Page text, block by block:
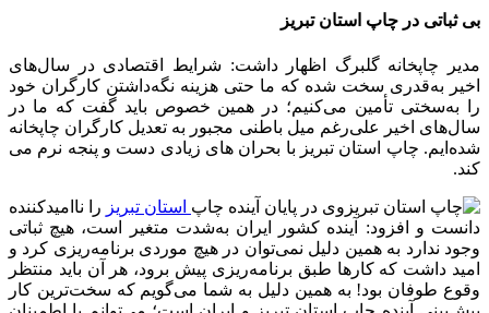
بی ثباتی در چاپ استان تبریز
مدیر چاپخانه گلبرگ اظهار داشت: شرایط اقتصادی در سال‌های
اخیر به‌قدری سخت شده که ما حتی هزینه نگه‌داشتن کارگران خود
را به‌سختی تأمین می‌کنیم؛ در همین خصوص باید گفت که ما در
سال‌های اخیر علی‌رغم میل باطنی مجبور به تعدیل کارگران چاپخانه
شده‌ایم. چاپ استان تبریز با بحران های زیادی دست و پنجه نرم می
کند.
وی در پایان آینده چاپ استان تبریز را ناامیدکننده
دانست و افزود: آینده کشور ایران به‌شدت متغیر است، هیچ ثباتی
وجود ندارد به همین دلیل نمی‌توان در هیچ موردی برنامه‌ریزی کرد و
امید داشت که کارها طبق برنامه‌ریزی پیش برود، هر آن باید منتظر
وقوع طوفان بود! به همین دلیل به شما می‌گویم که سخت‌ترین کار